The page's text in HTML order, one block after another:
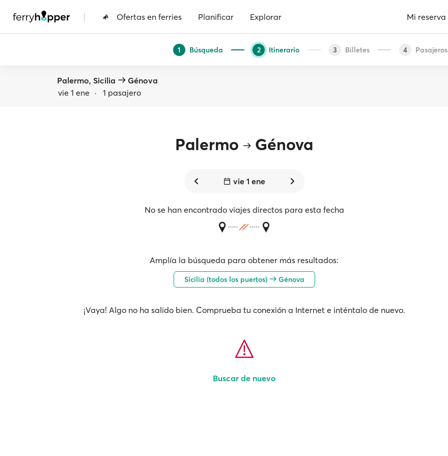
| Ofertas en ferries Planificar Explorar Mi reserva
1 Búsqueda 2 Itinerario 3 Billetes 4 Pasajeros
Palermo, Sicilia
Génova
vie 1 ene · 1 pasajero
Palermo Génova
vie 1 ene
No se han encontrado viajes directos para esta fecha
Amplía la búsqueda para obtener más resultados:
Sicilia (todos los puertos) Génova
¡Vaya! Algo no ha salido bien. Comprueba tu conexión a Internet e inténtalo de nuevo.
Buscar de nuevo